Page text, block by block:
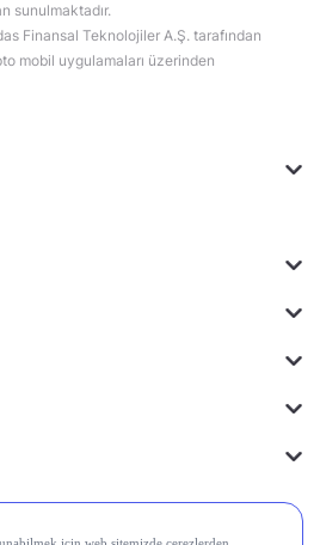
sunulmaktadır.
Finansal Teknolojiler A.Ş. tarafından
mobil uygulamaları üzerinden